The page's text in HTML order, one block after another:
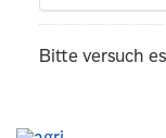
Bitte versuch